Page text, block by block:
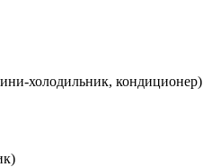
холодильник, кондиционер)